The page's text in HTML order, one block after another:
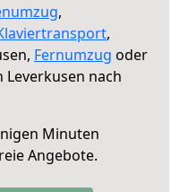
,
,
Fernumzug oder
Leverkusen nach
Minuten
Angebote.